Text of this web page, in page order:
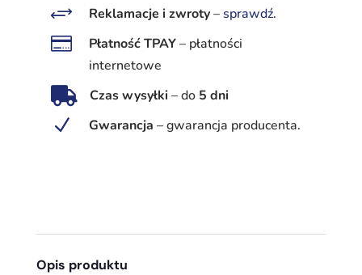
5 m,
odporność
i
bezpieczeństwo
+ Reklamacje i zwroty–sprawdź.
 Płatność TPAY– płatności
internetowe
 Czas wysyłki–do 5 dni
N Gwarancja –gwarancja producenta.
Opis produktu